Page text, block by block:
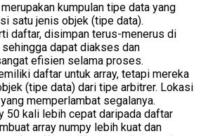
kumpulan tipe data yang
satu jenis objek (tipe data).
daftar, disimpan terus-menerus di
dapat diakses dan
efisien selama proses.
daftar untuk array, tetapi mereka
(tipe data) dari tipe arbitrer. Lokasi
memperlambat segalanya.
50 kali lebih cepat daripada daftar
array numpy lebih kuat dan